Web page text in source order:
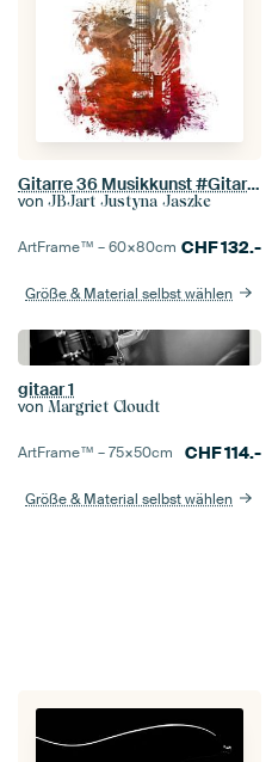
Gitarre 36 Musikkunst #Gitarre #Musik
von JBJart Justyna Jaszke
ArtFrame™ –60×80cm CHF132.-
Größe & Material selbst wählen
gitaar 1
von Margriet Cloudt
ArtFrame™ –75×50cm CHF114.-
Größe & Material selbst wählen